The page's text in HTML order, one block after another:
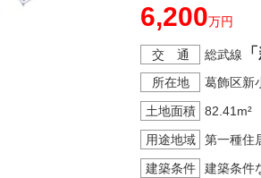
6,200万円
交 通 総武線
所在地
葛飾区新
土地面積
82.41m²
用途地域
第一種住
建築条件
建築条件